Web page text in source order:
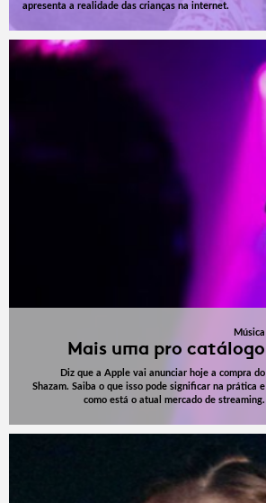
apresenta a realidade das crianças na internet.
Música
Mais uma pro catálogo
Diz que a Apple vai anunciar hoje a compra do
Shazam. Saiba o que isso pode significar na prática e
como está o atual mercado de streaming.